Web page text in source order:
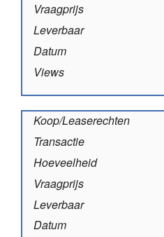
Vraagprijs
Leverbaar
Datum
Views
Koop/Leaserechten
Transactie
Hoeveelheid
Vraagprijs
Leverbaar
Datum